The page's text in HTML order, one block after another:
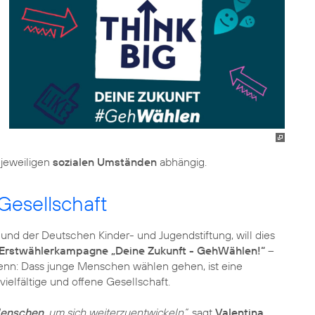
sozialen Umständen abhängig.
der Deutschen Kinder- und Jugendstiftung, will dies
„Deine Zukunft - GehWählen!“ –
Dass junge Menschen wählen gehen, ist eine
und offene Gesellschaft.
, um sich weiterzuentwickeln“, sagt Valentina